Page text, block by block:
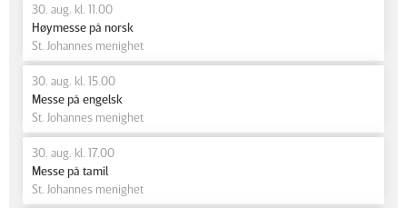
30. aug. kl. 11.00
Høymesse på norsk
St. Johannes menighet
30. aug. kl. 15.00
Messe på engelsk
St. Johannes menighet
30. aug. kl. 17.00
Messe på tamil
St. Johannes menighet